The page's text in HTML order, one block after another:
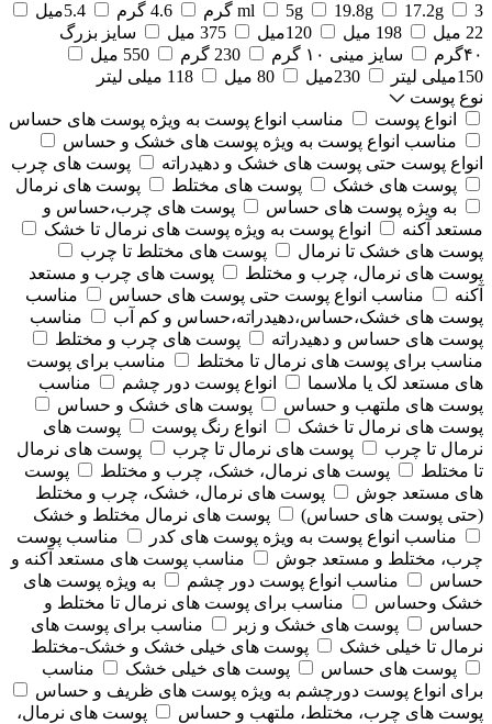
ml
5g 19.8g 17.2g 3 گرم 4.6 گرم
5.4میل
22 میل
198 میل 120میل 375 میل
سایز بزرگ
۴۰گرم
سایز مینی ۱۰ گرم 230 گرم
550 میل
150میلی لیتر
230میل 80 میل
118 میلی لیتر
نوع پوست
انواع پوست
مناسب انواع پوست به ویژه پوست های حساس
مناسب انواع پوست به ویژه پوست های خشک و حساس
انواع پوست حتی پوست های خشک و دهیدراته
پوست های چرب
پوست های خشک
پوست های مختلط
پوست های نرمال
به ویژه پوست های حساس
پوست های چرب،حساس و
مستعد آکنه
انواع پوست به ویژه پوست های نرمال تا خشک
پوست های خشک تا نرمال
پوست های مختلط تا چرب
پوست های نرمال، چرب و مختلط
پوست های چرب و مستعد
آکنه
مناسب انواع پوست حتی پوست های حساس
مناسب
پوست های خشک،حساس،دهیدراته،حساس و کم آب
مناسب
پوست های حساس و دهیدراته
پوست های چرب و مختلط
مناسب برای پوست های نرمال تا مختلط
مناسب برای پوست
های مستعد لک یا ملاسما
انواع پوست دور چشم
مناسب
پوست های ملتهب و حساس
پوست های خشک و حساس
پوست های نرمال تا خشک
انواع رنگ پوست
پوست های
نرمال تا چرب
پوست های نرمال تا چرب
پوست های نرمال
تا مختلط
پوست های نرمال، خشک، چرب و مختلط
پوست
های مستعد جوش
پوست های نرمال، خشک، چرب و مختلط
(حتی پوست های حساس)
پوست های نرمال مختلط و خشک
مناسب انواع پوست به ویژه پوست های کدر
مناسب پوست
چرب، مختلط و مستعد جوش
مناسب پوست های مستعد آکنه و
حساس
مناسب انواع پوست دور چشم
به ویژه پوست های
خشک وحساس
مناسب برای پوست های نرمال تا مختلط و
حساس
پوست های خشک و زبر
مناسب برای پوست های
نرمال تا خیلی خشک
پوست های خیلی خشک و خشک-مختلط
پوست های حساس
پوست های خیلی خشک
مناسب
برای انواع پوست دورچشم به ویژه پوست های ظریف و حساس
پوست های چرب، مختلط، ملتهب و حساس
پوست های نرمال،